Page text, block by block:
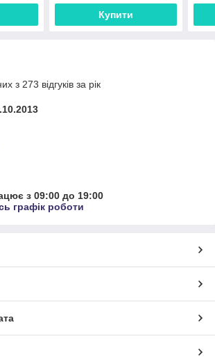
Купити
з 273 відгуків за рік
з 09:00 до 19:00
графік роботи